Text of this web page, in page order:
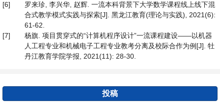
[6]
罗来珍, 李兴华, 赵辉. 一流本科背景下大学数学课程线上线下混
合式教学模式实践与探索[J]. 黑龙江教育(理论与实践), 2021(6):
61-62.
[7]
杨旗. 项目贯穿式的“计算机程序设计”一流课程建设——以机器
人工程专业和机械电子工程专业教考分离及校际合作为例[J]. 牡
丹江教育学院学报, 2021(11): 28-30.
投稿